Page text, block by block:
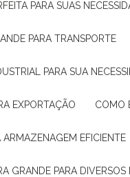
PARA SUAS
PARA TRANSPORTE
PARA SUA
EXPORTAÇÃO
ARMAZENAGEM EFICIENTE
GRANDE PARA DIVERSOS